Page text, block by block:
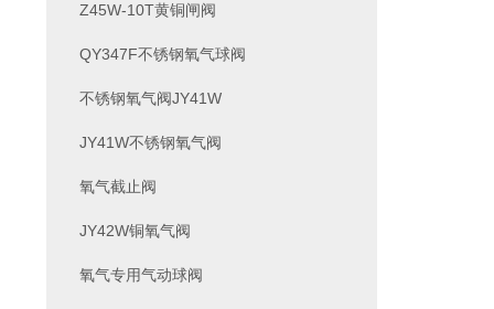
Z45W-10T黄铜闸阀
QY347F不锈钢氧气球阀
不锈钢氧气阀JY41W
JY41W不锈钢氧气阀
氧气截止阀
JY42W铜氧气阀
氧气专用气动球阀